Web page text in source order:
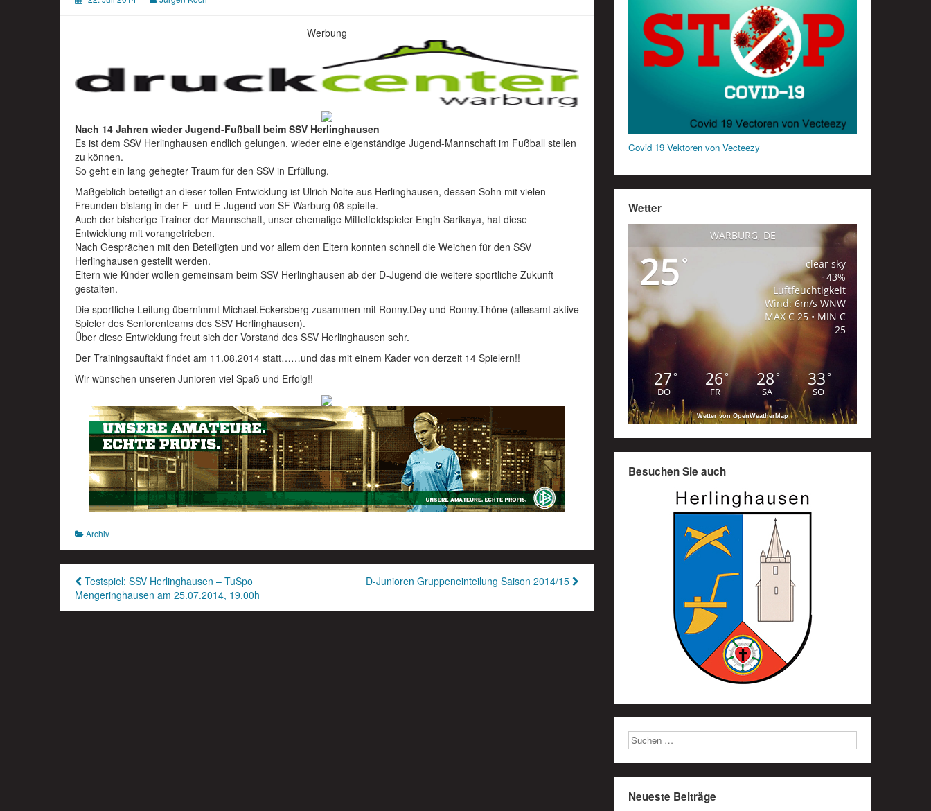
Werbung
Nach 14 Jahren wieder Jugend-Fußball beim SSV Herlinghausen
Es ist dem SSV Herlinghausen endlich gelungen, wieder eine eigenständige Jugend-Mannschaft im Fußball stellen
zu können.
So geht ein lang gehegter Traum für den SSV in Erfüllung.
Maßgeblich beteiligt an dieser tollen Entwicklung ist Ulrich Nolte aus Herlinghausen, dessen Sohn mit vielen
Freunden bislang in der F- und E-Jugend von SF Warburg 08 spielte.
Auch der bisherige Trainer der Mannschaft, unser ehemalige Mittelfeldspieler Engin Sarikaya, hat diese
Entwicklung mit vorangetrieben.
Nach Gesprächen mit den Beteiligten und vor allem den Eltern konnten schnell die Weichen für den SSV
Herlinghausen gestellt werden.
Eltern wie Kinder wollen gemeinsam beim SSV Herlinghausen ab der D-Jugend die weitere sportliche Zukunft
gestalten.
Die sportliche Leitung übernimmt Michael.Eckersberg zusammen mit Ronny.Dey und Ronny.Thöne (allesamt aktive
Spieler des Seniorenteams des SSV Herlinghausen).
Über diese Entwicklung freut sich der Vorstand des SSV Herlinghausen sehr.
Der Trainingsauftakt findet am 11.08.2014 statt……und das mit einem Kader von derzeit 14 Spielern!!
Wir wünschen unseren Junioren viel Spaß und Erfolg!!
Archiv
Beitragsnavigation
Testspiel: SSV Herlinghausen – TuSpo
Mengeringhausen am 25.07.2014, 19.00h
D-Junioren Gruppeneinteilung Saison 2014/15
Covid 19 Vektoren von Vecteezy
Wetter
WARBURG, DE
25°
clear sky
43%
Luftfeuchtigkeit
Wind: 6m/s WNW
MAX C 25 • MIN C
25
27°
DO
26°
FR
28°
SA
33°
SO
Wetter von OpenWeatherMap
Besuchen Sie auch
Neueste Beiträge